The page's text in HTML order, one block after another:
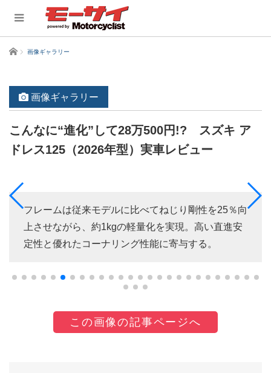
ホーム 画像ギャラリー
画像ギャラリー
こんなに“進化”して28万500円!? スズキ ア
ドレス125（2026年型）実車レビュー
フレームは従来モデルに比べてねじり剛性を25％向
上させながら、約1kgの軽量化を実現。高い直進安
定性と優れたコーナリング性能に寄与する。
この画像の記事ページへ